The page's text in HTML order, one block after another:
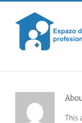
Skip
content
This